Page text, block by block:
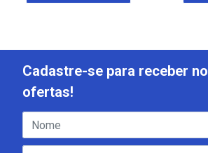
Cadastre-se para receber
ofertas!